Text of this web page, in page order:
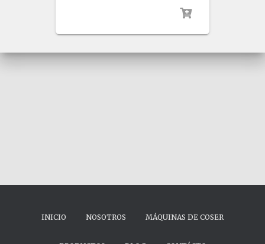
INICIO NOSOTROS MÁQUINAS DE COSER